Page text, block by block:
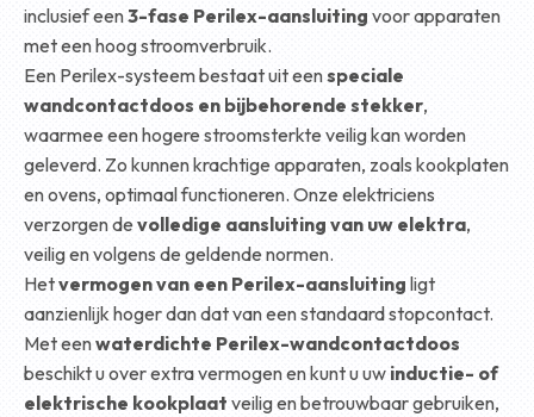
inclusief een3-fase Perilex-aansluiting voor apparaten
met een hoog stroomverbruik.
Een Perilex-systeem bestaat uit eenspeciale
wandcontactdoos en bijbehorende stekker,
waarmee een hogere stroomsterkte veilig kan worden
geleverd. Zo kunnen krachtige apparaten, zoals kookplaten
en ovens, optimaal functioneren. Onze elektriciens
verzorgen devolledige aansluiting van uw elektra,
veilig en volgens de geldende normen.
Hetvermogen van een Perilex-aansluiting ligt
aanzienlijk hoger dan dat van een standaard stopcontact.
Met eenwaterdichte Perilex-wandcontactdoos
beschikt u over extra vermogen en kunt u uw inductie- of
elektrische kookplaat veilig en betrouwbaar gebruiken,